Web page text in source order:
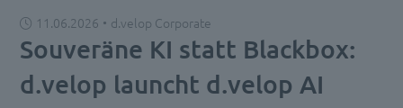
11.06.2026 d.velop Corporate
Souveräne KI statt Blackbox:
d.velop launcht d.velop AI